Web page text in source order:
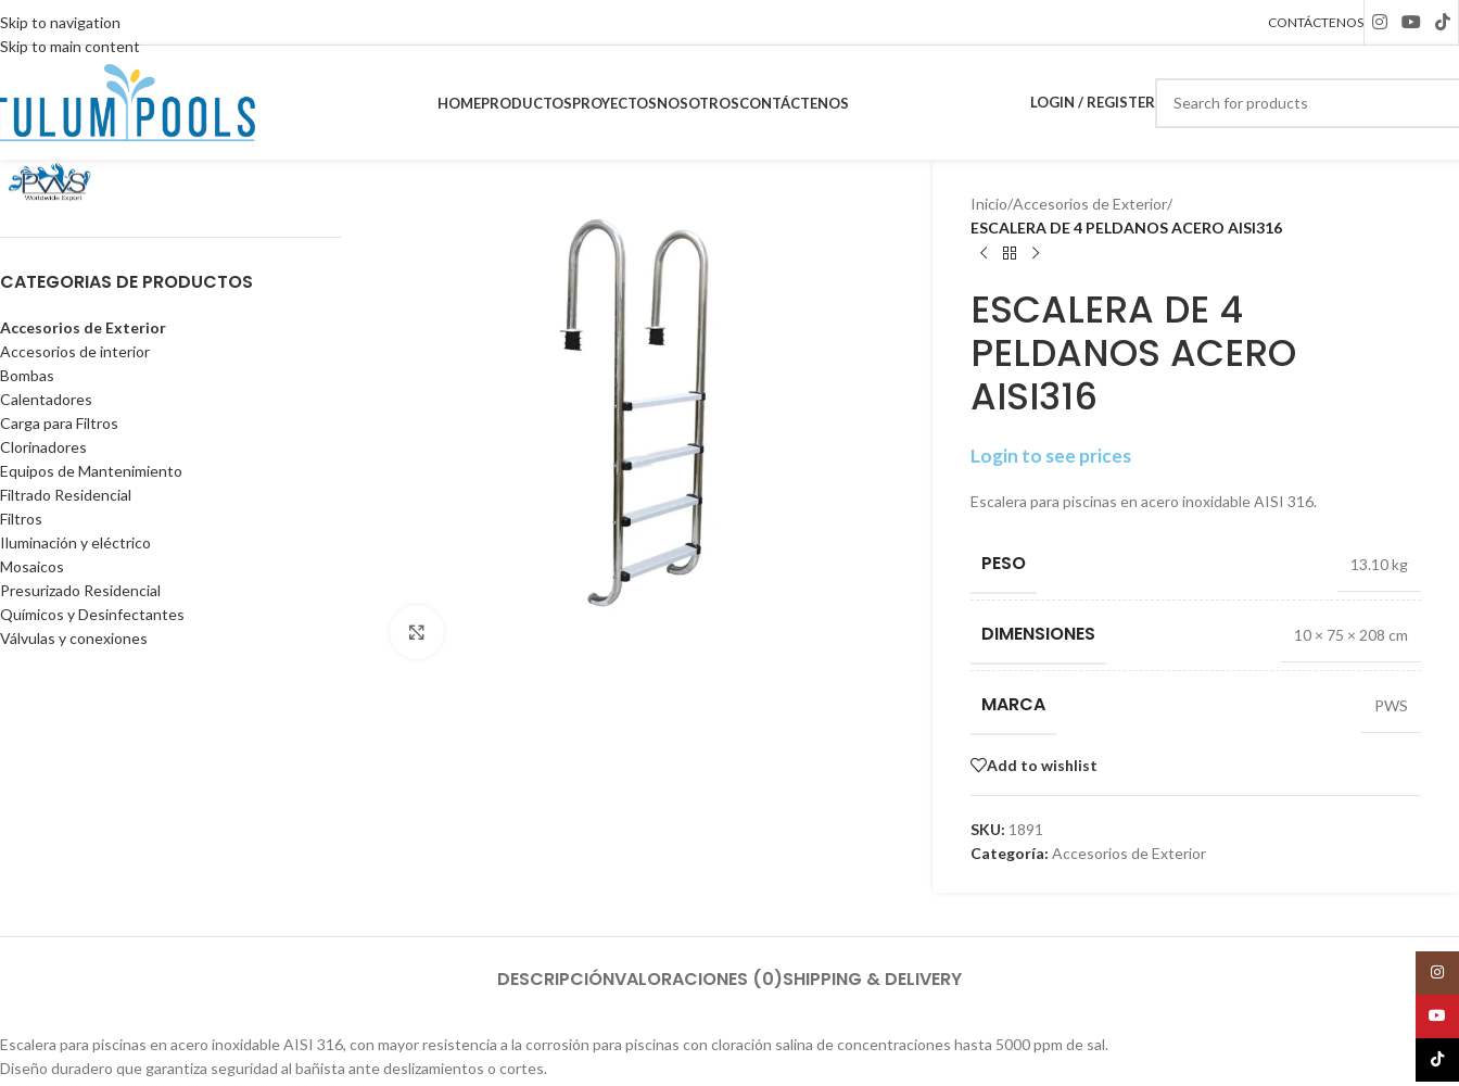
Skip to navigation
Skip to main content
CONTÁCTENOS
HOMEPRODUCTOSPROYECTOSNOSOTROSCONTÁCTENOS LOGIN / REGISTER
CATEGORIAS DE PRODUCTOS
Accesorios de Exterior
Accesorios de interior
Bombas
Calentadores
Carga para Filtros
Clorinadores
Equipos de Mantenimiento
Filtrado Residencial
Filtros
Iluminación y eléctrico
Mosaicos
Presurizado Residencial
Químicos y Desinfectantes
Válvulas y conexiones
Inicio/Accesorios de Exterior/
ESCALERA DE 4 PELDANOS ACERO AISI316
ESCALERA DE 4
PELDANOS ACERO
AISI316
Login to see prices
Escalera para piscinas en acero inoxidable AISI 316.
PESO 13.10 kg
DIMENSIONES 10 × 75 × 208 cm
MARCA PWS
Add to wishlist
SKU: 1891
Categoría: Accesorios de Exterior
DESCRIPCIÓNVALORACIONES (0)SHIPPING & DELIVERY
Escalera para piscinas en acero inoxidable AISI 316, con mayor resistencia a la corrosión para piscinas con cloración salina de concentraciones hasta 5000 ppm de sal.
Diseño duradero que garantiza seguridad al bañista ante deslizamientos o cortes.